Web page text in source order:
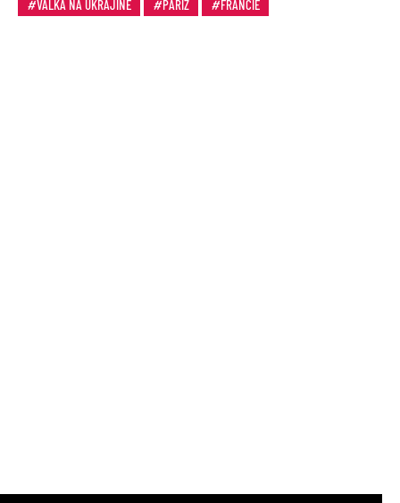
VÁLKA NA UKRAJINĚ PAŘÍŽ FRANCIE